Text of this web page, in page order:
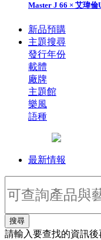
Master J 66 × 艾瑋
新品預購
主題搜尋
發行年份
載體
廠牌
主題館
樂風
語種
最新情報
搜尋
請輸入要查找的資訊後